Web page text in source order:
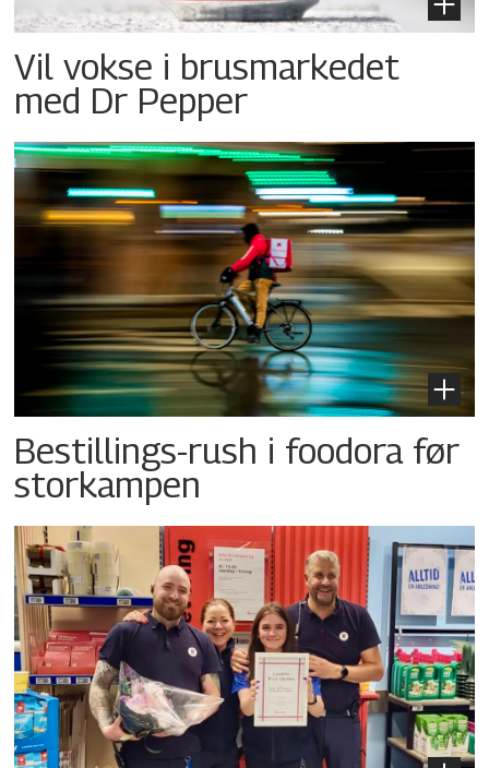
Vil vokse i brusmarkedet
med Dr Pepper
Bestillings-rush i foodora før
storkampen